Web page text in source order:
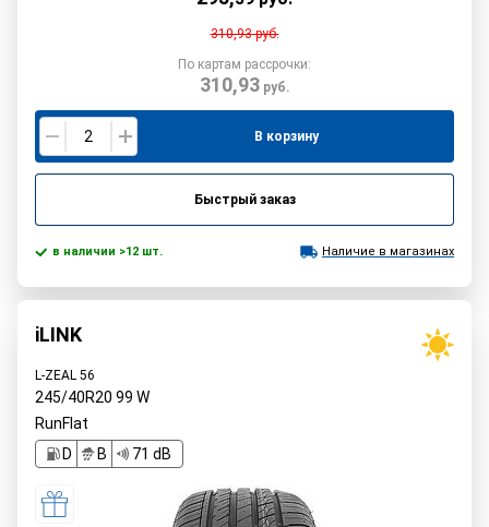
310,93руб.
По картам рассрочки:
310,93руб.
В корзину
Быстрый заказ
в наличии >12 шт. Наличие в магазинах
iLINK
L-ZEAL 56
245/40R20 99 W
RunFlat
D
B 71 dB